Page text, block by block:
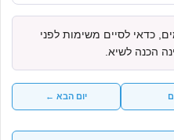
כדאי לסיים משימות לפני
הכנה לשיא.
יום הבא ←